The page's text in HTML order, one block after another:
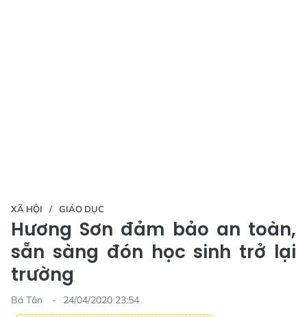
XÃ HỘI GIÁO DỤC
Hương Sơn đảm bảo an toàn,
sẵn sàng đón học sinh trở lại
trường
Bá Tân
24/04/2020 23:54